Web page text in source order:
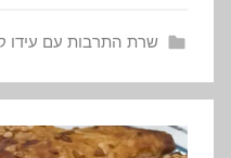
שרת התרבות עם עידו